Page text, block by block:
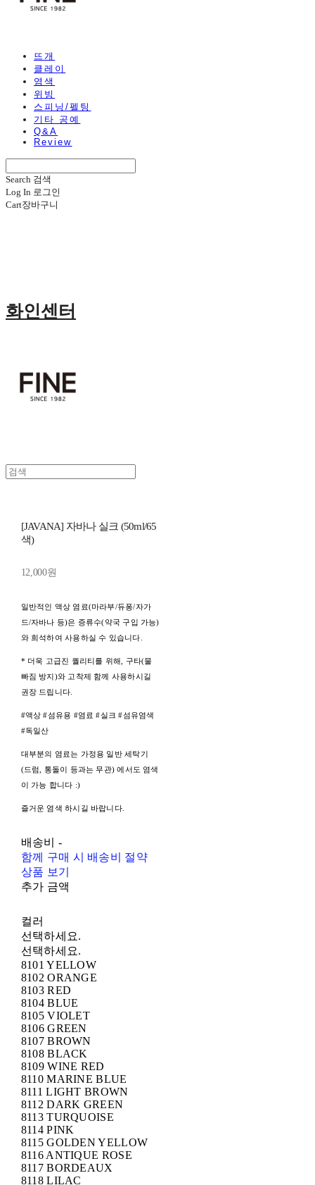
뜨개
클레이
염색
위빙
스피닝/펠팅
기타 공예
Q&A
Review
Search 검색
Log In 로그인
Cart장바구니
화인센터
[JAVANA] 자바나 실크 (50ml/65
색)
12,000원
일반적인 액상 염료(마라부/듀퐁/자가
드/자바나 등)은 증류수(약국 구입 가능)
와 희석하여 사용하실 수 있습니다.
* 더욱 고급진 퀄리티를 위해, 구타(물
빠짐 방지)와 고착제 함께 사용하시길
권장 드립니다.
#액상 #섬유용 #염료 #실크 #섬유염색
#독일산
대부분의 염료는 가정용 일반 세탁기
(드럼, 통돌이 등과는 무관) 에서도 염색
이 가능 합니다 :)
즐거운 염색 하시길 바랍니다.
배송비 -
함께 구매 시 배송비 절약
상품 보기
추가 금액
컬러
선택하세요.
선택하세요.
8101 YELLOW
8102 ORANGE
8103 RED
8104 BLUE
8105 VIOLET
8106 GREEN
8107 BROWN
8108 BLACK
8109 WINE RED
8110 MARINE BLUE
8111 LIGHT BROWN
8112 DARK GREEN
8113 TURQUOISE
8114 PINK
8115 GOLDEN YELLOW
8116 ANTIQUE ROSE
8117 BORDEAUX
8118 LILAC